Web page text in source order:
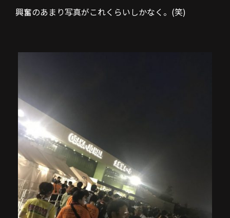
興奮のあまり写真がこれくらいしかなく。(笑)